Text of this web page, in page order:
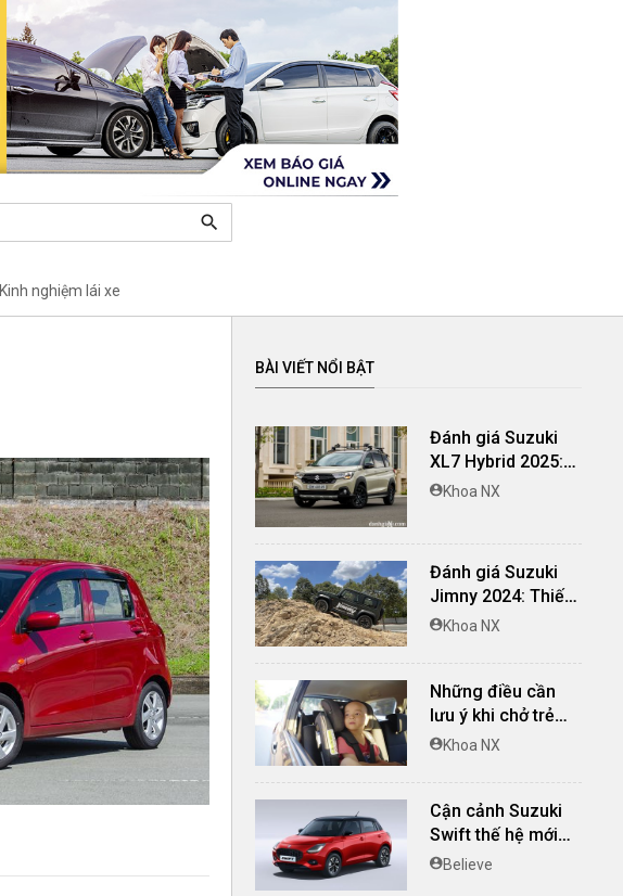
search
Kinh nghiệm lái xe
BÀI VIẾT NỔI BẬT
Đánh giá Suzuki
XL7 Hybrid 2025:
Tiết kiệm hơn đi
Khoa NX
Đánh giá Suzuki
Jimny 2024: Thiết
kế độc đáo, vượt
Khoa NX
Những điều cần
lưu ý khi chở trẻ
em trên xe ô tô
Khoa NX
Cận cảnh Suzuki
Swift thế hệ mới
vừa ra mắt
Believe